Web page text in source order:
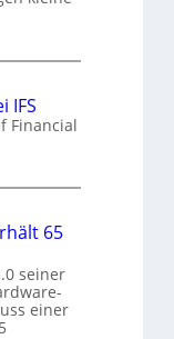
IFS
Financial
65
seiner
einer